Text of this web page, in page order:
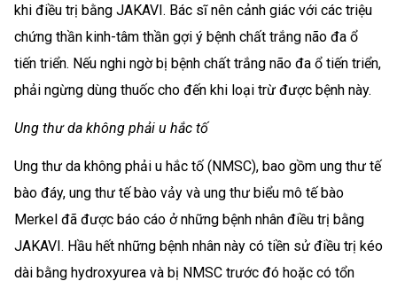
khi điều trị bằng JAKAVI. Bác sĩ nên cảnh giác với các triệu
chứng thần kinh-tâm thần gợi ý bệnh chất trắng não đa ổ
tiến triển. Nếu nghi ngờ bị bệnh chất trắng não đa ổ tiến triển,
phải ngừng dùng thuốc cho đến khi loại trừ được bệnh này.
Ung thư da không phải u hắc tố
Ung thư da không phải u hắc tố (NMSC), bao gồm ung thư tế
bào đáy, ung thư tế bào vảy và ung thư biểu mô tế bào
Merkel đã được báo cáo ở những bệnh nhân điều trị bằng
JAKAVI. Hầu hết những bệnh nhân này có tiền sử điều trị kéo
dài bằng hydroxyurea và bị NMSC trước đó hoặc có tổn